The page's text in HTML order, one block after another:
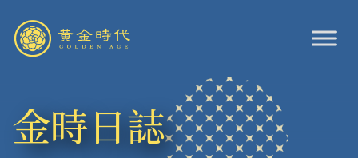
to
content
金時日誌